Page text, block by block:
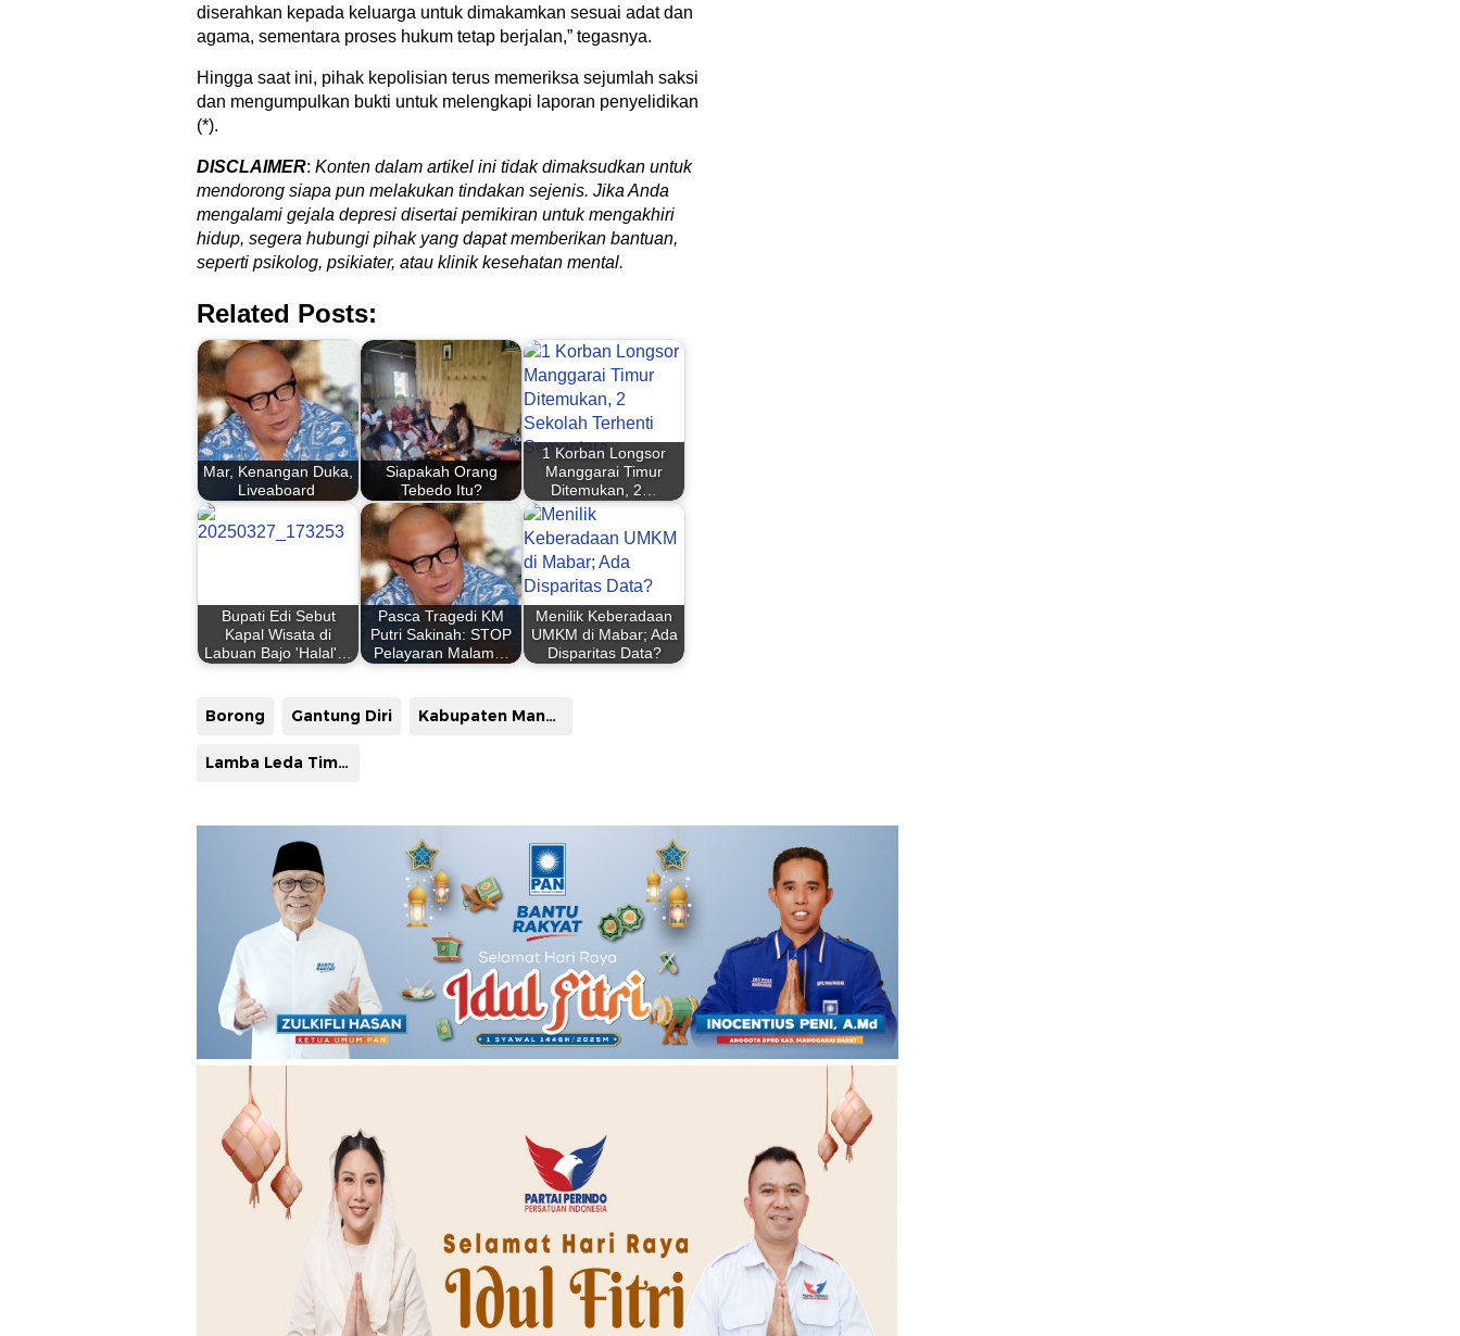
diserahkan kepada keluarga untuk dimakamkan sesuai adat dan
agama, sementara proses hukum tetap berjalan,” tegasnya.
Hingga saat ini, pihak kepolisian terus memeriksa sejumlah saksi
dan mengumpulkan bukti untuk melengkapi laporan penyelidikan
(*).
DISCLAIMER: Konten dalam artikel ini tidak dimaksudkan untuk
mendorong siapa pun melakukan tindakan sejenis. Jika Anda
mengalami gejala depresi disertai pemikiran untuk mengakhiri
hidup, segera hubungi pihak yang dapat memberikan bantuan,
seperti psikolog, psikiater, atau klinik kesehatan mental.
Related Posts:
Mar, Kenangan Duka,
Liveaboard
Siapakah Orang
Tebedo Itu?
1 Korban Longsor
Manggarai Timur
Ditemukan, 2…
Bupati Edi Sebut
Kapal Wisata di
Labuan Bajo 'Halal'…
Pasca Tragedi KM
Putri Sakinah: STOP
Pelayaran Malam…
Menilik Keberadaan
UMKM di Mabar; Ada
Disparitas Data?
Borong Gantung Diri Kabupaten Manggarai Timur
Lamba Leda Timur